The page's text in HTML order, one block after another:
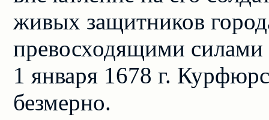
живых защитников
превосходящими
1 января 1678 г.
безмерно.